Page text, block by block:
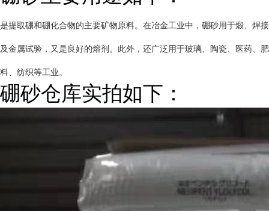
是提取硼和硼化合物的主要矿物原料。在冶金工业中，硼砂用于煅、焊接
及金属试验，又是良好的熔剂。此外，还广泛用于玻璃、陶瓷、医药、肥
料、纺织等工业。
硼砂仓库实拍如下：